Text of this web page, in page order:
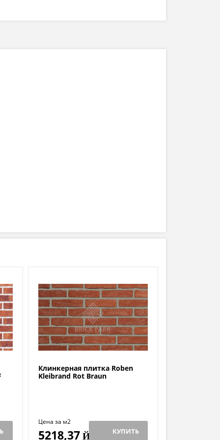
Клинкерная плитка Roben
Kleibrand Rot Braun
Цена за м2
5218,37Й КУПИТЬ